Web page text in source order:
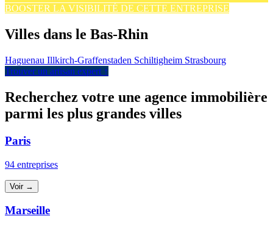
BOOSTER LA VISIBILITÉ DE CETTE ENTREPRISE
Villes dans le Bas-Rhin
Haguenau Illkirch-Graffenstaden Schiltigheim Strasbourg
Trouver un artisan expert ↑
Recherchez votre une agence immobilière
parmi les plus grandes villes
Paris
94 entreprises
Voir →
Marseille